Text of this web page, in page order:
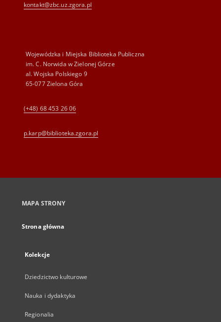
kontakt@zbc.uz.zgora.pl
Wojewódzka i Miejska Biblioteka Publiczna
im. C. Norwida w Zielonej Górze
al. Wojska Polskiego 9
65-077 Zielona Góra
(+48) 68 453 26 06
p.karp@biblioteka.zgora.pl
MAPA STRONY
Strona główna
Kolekcje
Dziedzictwo kulturowe
Nauka i dydaktyka
Regionalia